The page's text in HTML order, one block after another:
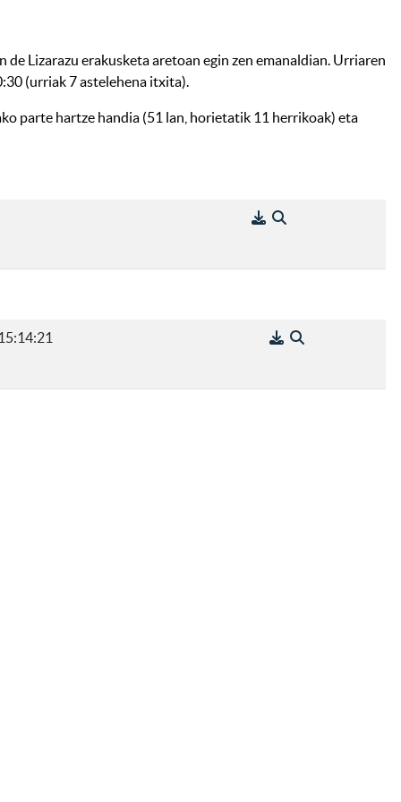
Lizarazu erakusketa aretoan egin zen emanaldian. Urriaren
(urriak 7 astelehena itxita).
parte hartze handia (51 lan, horietatik 11 herrikoak) eta